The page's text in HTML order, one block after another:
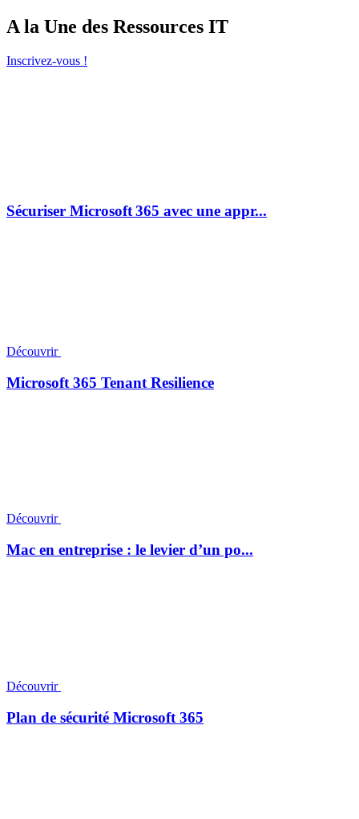
A la Une des Ressources IT
Inscrivez-vous !
Sécuriser Microsoft 365 avec une appr...
Découvrir
Microsoft 365 Tenant Resilience
Découvrir
Mac en entreprise : le levier d’un po...
Découvrir
Plan de sécurité Microsoft 365